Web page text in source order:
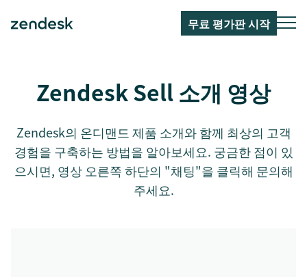
무료 평가판 시작
Zendesk Sell 소개 영상
Zendesk의 온디맨드 제품 소개와 함께 최상의 고객
경험을 구축하는 방법을 알아보세요. 궁금한 점이 있
으시면, 영상 오른쪽 하단의 "채팅"을 클릭해 문의해
주세요.